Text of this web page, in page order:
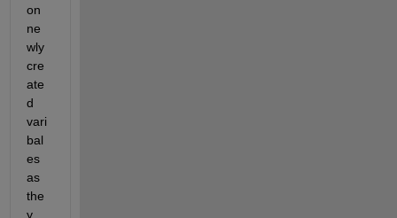
on
ne
wly
cre
ate
d
vari
bal
es
as
the
y